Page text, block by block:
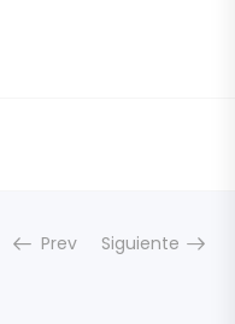
Prev Siguiente